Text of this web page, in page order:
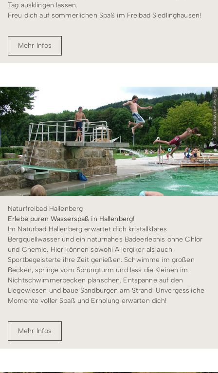
Tag ausklingen lassen.
Freu dich auf sommerlichen Spaß im Freibad Siedlinghausen!
Mehr Infos
© Ferienwelt Winterberg
Naturfreibad Hallenberg
Erlebe puren Wasserspaß in Hallenberg!
Im Naturbad Hallenberg erwartet dich kristallklares
Bergquellwasser und ein naturnahes Badeerlebnis ohne Chlor
und Chemie. Hier können sowohl Allergiker als auch
Sportbegeisterte ihre Zeit genießen. Schwimme im großen
Becken, springe vom Sprungturm und lass die Kleinen im
Nichtschwimmerbecken planschen. Entspanne auf den
Liegewiesen und baue Sandburgen am Strand. Unvergessliche
Momente voller Spaß und Erholung erwarten dich!
Mehr Infos